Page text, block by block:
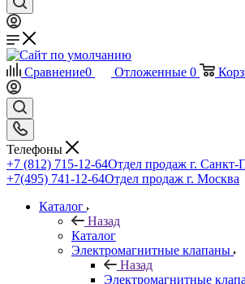
Сравнение0 Отложенные 0
Телефоны
+7 (812) 715-12-64Отдел продаж г. Санкт-
+7(495) 741-12-64Отдел продаж г. Москва
Каталог
Назад
Каталог
Электромагнитные клапаны
Назад
Электромагнитные